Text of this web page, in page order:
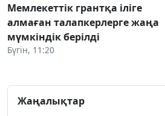
Мемлекеттік грантқа іліге
алмаған талапкерлерге жаңа
мүмкіндік берілді
Бүгін, 11:20
Жаңалықтар